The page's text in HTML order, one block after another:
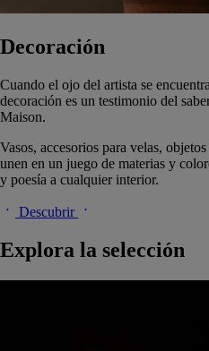
Decoración
Cuando el ojo del artista se
decoración es un testimonio del
Maison.
Vasos, accesorios para velas,
unen en un juego de materias y
y poesía a cualquier interior.
Descubrir
Explora la selección